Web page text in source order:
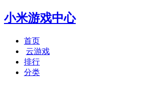
小米游戏中心
首页
云游戏
排行
分类